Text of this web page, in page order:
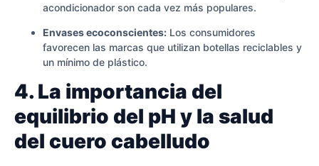
acondicionador son cada vez más populares.
Envases ecoconscientes: Los consumidores
favorecen las marcas que utilizan botellas reciclables y
un mínimo de plástico.
4. La importancia del
equilibrio del pH y la salud
del cuero cabelludo